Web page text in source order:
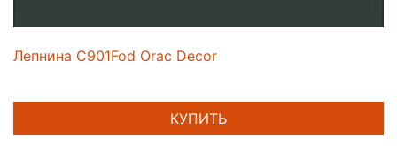
Лепнина C901Fod Orac Decor
КУПИТЬ